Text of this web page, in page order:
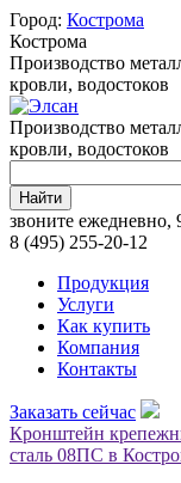
Город: Кострома
Кострома
Производство
кровли, водостоков
Производство
кровли, водостоков
Найти
звоните ежедневно,
8 (495) 255-20-12
Продукция
Услуги
Как купить
Компания
Контакты
Заказать сейчас
Кронштейн
сталь 08ПС в